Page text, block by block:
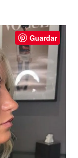
Guardar